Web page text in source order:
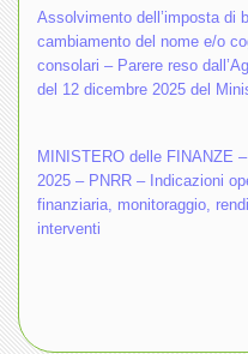
Assolvimento dell’imposta di
cambiamento del nome e/o
consolari – Parere reso
del 12 dicembre 2025 del
MINISTERO delle FINANZE
2025 – PNRR – Indicazioni
finanziaria, monitoraggio,
interventi